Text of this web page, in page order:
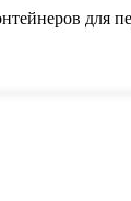
для